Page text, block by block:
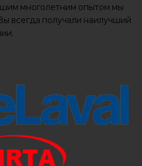
многолетним опытом мы
всегда получали наилучший